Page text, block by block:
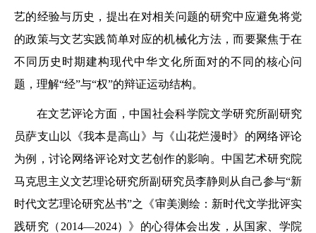
艺的经验与历史，提出在对相关问题的研究中应避免将党
的政策与文艺实践简单对应的机械化方法，而要聚焦于在
不同历史时期建构现代中华文化所面对的不同的核心问
题，理解“经”与“权”的辩证运动结构。
在文艺评论方面，中国社会科学院文学研究所副研究
员萨支山以《我本是高山》与《山花烂漫时》的网络评论
为例，讨论网络评论对文艺创作的影响。中国艺术研究院
马克思主义文艺理论研究所副研究员李静则从自己参与“新
时代文艺理论研究丛书”之《审美测绘：新时代文学批评实
践研究（2014—2024）》的心得体会出发，从国家、学院